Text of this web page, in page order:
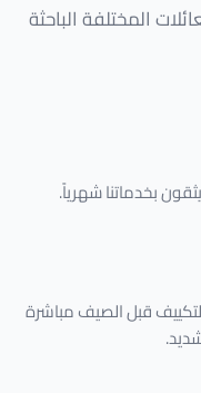
المختلفة الباحثة
قبل الصيف مباشرة